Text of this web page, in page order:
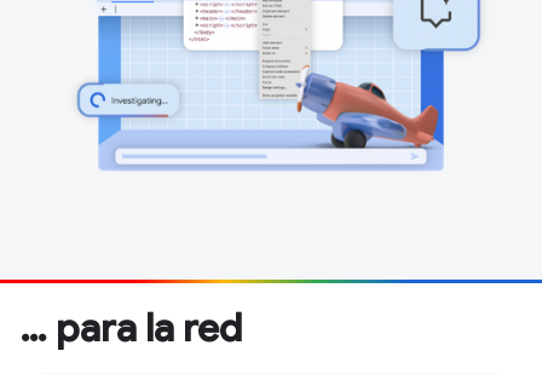
… para la red